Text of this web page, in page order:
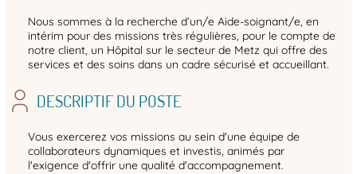
Nous sommes à la recherche d’un/e Aide-soignant/e, en
intérim pour des missions très régulières, pour le compte de
notre client, un Hôpital sur le secteur de Metz qui offre des
services et des soins dans un cadre sécurisé et accueillant.
DESCRIPTIF DU POSTE
Vous exercerez vos missions au sein d'une équipe de
collaborateurs dynamiques et investis, animés par
l'exigence d'offrir une qualité d'accompagnement.